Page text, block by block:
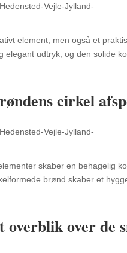
element, men også et
elegant udtryk, og den solide
cirkel
skaber en behagelig
brønd skaber et
overblik over de